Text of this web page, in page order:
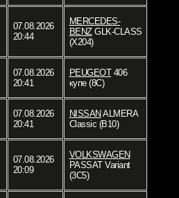
07.08.2026
20:44
MERCEDES-
BENZGLK-CLASS
(X204)
07.08.2026
20:41
PEUGEOT406
купе (8C)
07.08.2026
20:41
NISSAN ALMERA
Classic (B10)
07.08.2026
20:09
VOLKSWAGEN
PASSAT Variant
(3C5)